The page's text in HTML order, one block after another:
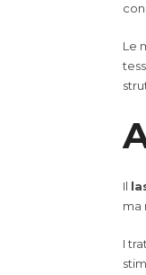
Le
Il
ma
I